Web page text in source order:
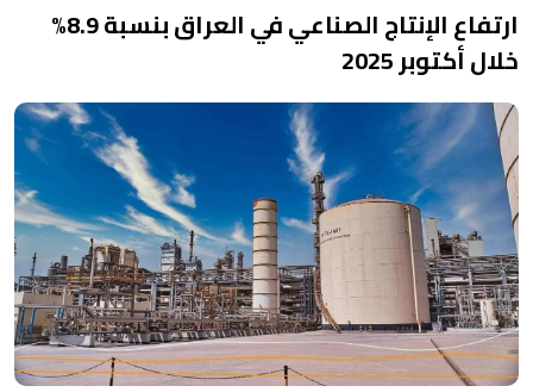
ارتفاع الإنتاج الصناعي في العراق بنسبة 8.9%
خلال أكتوبر 2025